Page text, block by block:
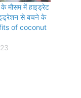
मौसम में हाइड्रेट
से बचने के
of coconut